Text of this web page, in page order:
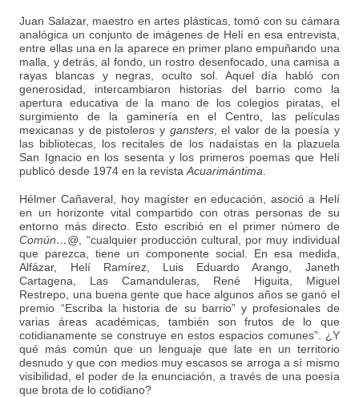
Juan Salazar, maestro en artes plásticas, tomó con su cámara
analógica un conjunto de imágenes de Helí en esa entrevista,
entre ellas una en la aparece en primer plano empuñando una
malla, y detrás, al fondo, un rostro desenfocado, una camisa a
rayas blancas y negras, oculto sol. Aquel día habló con
generosidad, intercambiaron historias del barrio como la
apertura educativa de la mano de los colegios piratas, el
surgimiento de la gaminería en el Centro, las películas
mexicanas y de pistoleros y gansters, el valor de la poesía y
las bibliotecas, los recitales de los nadaístas en la plazuela
San Ignacio en los sesenta y los primeros poemas que Helí
publicó desde 1974 en la revistaAcuarimántima
Hélmer Cañaveral, hoy magíster en educación, asoció a Helí
en un horizonte vital compartido con otras personas de su
entorno más directo. Esto escribió en el primer número de
Común…@ , “cualquier producción cultural, por muy individual
que parezca, tiene un componente social. En esa medida,
Alfázar, Helí Ramírez, Luis Eduardo Arango, Janeth
Cartagena, Las Camanduleras, René Higuita, Miguel
Restrepo, una buena gente que hace algunos años se ganó el
premio “Escriba la historia de su barrio” y profesionales de
varias áreas académicas, también son frutos de lo que
cotidianamente se construye en estos espacios comunes”. ¿Y
qué más común que un lenguaje que late en un territorio
desnudo y que con medios muy escasos se arroga a sí mismo
visibilidad, el poder de la enunciación, a través de una poesía
que brota de lo cotidiano?